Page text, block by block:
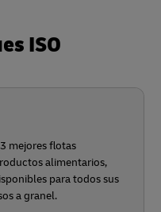
ISO
mejores flotas
alimentarios,
para todos sus
a granel.